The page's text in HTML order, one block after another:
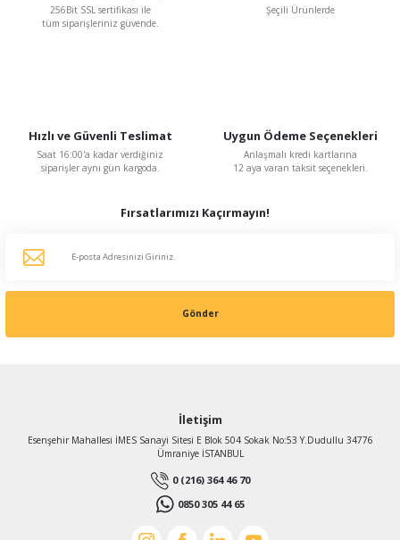
256Bit SSL sertifikası ile
tüm siparişleriniz güvende.
Şeçili Ürünlerde
Hızlı ve Güvenli Teslimat
Saat 16:00'a kadar verdiğiniz
siparişler aynı gün kargoda.
Uygun Ödeme Seçenekleri
Anlaşmalı kredi kartlarına
12 aya varan taksit seçenekleri.
Fırsatlarımızı Kaçırmayın!
Gönder
İletişim
Esenşehir Mahallesi İMES Sanayi Sitesi E Blok 504 Sokak No:53 Y.Dudullu 34776
Ümraniye İSTANBUL
0 (216) 364 46 70
0850 305 44 65